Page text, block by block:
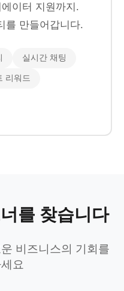
이터 지원까지.
를 만들어갑니다.
실시간 채팅
리워드
를 찾습니다
비즈니스의 기회를
요